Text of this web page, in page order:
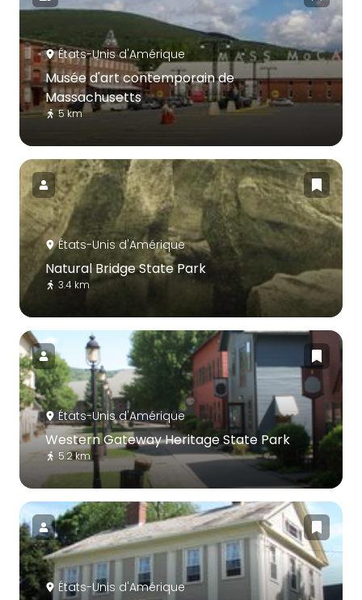
États-Unis d'Amérique
Musée d'art contemporain de
Massachusetts
5 km
États-Unis d'Amérique
Natural Bridge State Park
3.4 km
États-Unis d'Amérique
Western Gateway Heritage State Park
5.2 km
États-Unis d'Amérique